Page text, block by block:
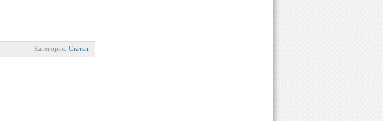
Категория: Статьи